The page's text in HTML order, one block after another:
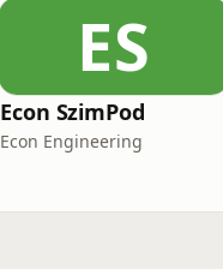
ES
Econ SzimPod
Econ Engineering